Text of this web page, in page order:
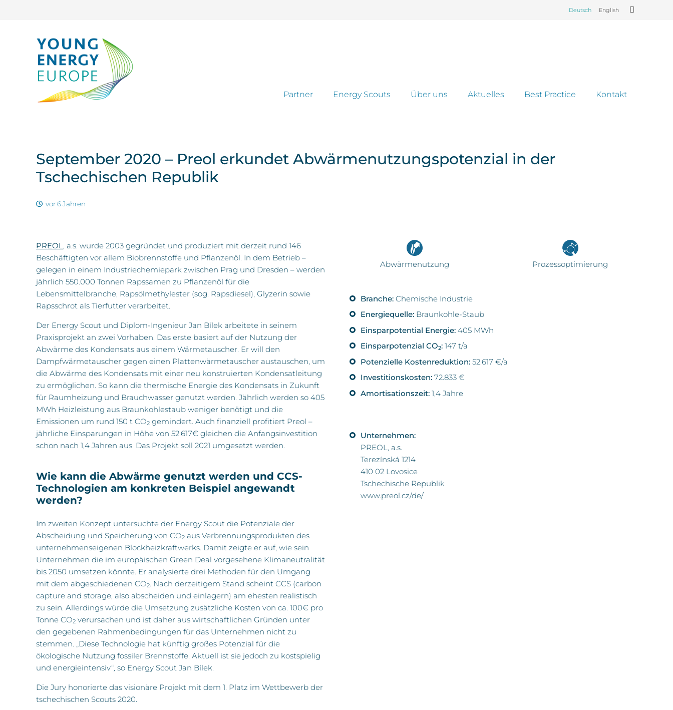
Deutsch English
Partner Energy Scouts Über uns Aktuelles Best Practice Kontakt
September 2020 – Preol erkundet Abwärmenutzungspotenzial in der
Tschechischen Republik
vor 6 Jahren
PREOL , a.s. wurde 2003 gegründet und produziert mit derzeit rund 146
Beschäftigten vor allem Biobrennstoffe und Pflanzenöl. In dem Betrieb –
gelegen in einem Industriechemiepark zwischen Prag und Dresden – werden
jährlich 550.000 Tonnen Rapssamen zu Pflanzenöl für die
Lebensmittelbranche, Rapsölmethylester (sog. Rapsdiesel), Glyzerin sowie
Rapsschrot als Tierfutter verarbeitet.
Der Energy Scout und Diplom-Ingenieur Jan Bílek arbeitete in seinem
Praxisprojekt an zwei Vorhaben. Das erste basiert auf der Nutzung der
Abwärme des Kondensats aus einem Wärmetauscher. Er will den
Dampfwärmetauscher gegen einen Plattenwärmetauscher austauschen, um
die Abwärme des Kondensats mit einer neu konstruierten Kondensatleitung
zu ermöglichen. So kann die thermische Energie des Kondensats in Zukunft
für Raumheizung und Brauchwasser genutzt werden. Jährlich werden so 405
MWh Heizleistung aus Braunkohlestaub weniger benötigt und die
Emissionen um rund 150 t CO2 gemindert. Auch finanziell profitiert Preol –
jährliche Einsparungen in Höhe von 52.617€ gleichen die Anfangsinvestition
schon nach 1,4 Jahren aus. Das Projekt soll 2021 umgesetzt werden.
Wie kann die Abwärme genutzt werden und CCS-
Technologien am konkreten Beispiel angewandt
werden?
Im zweiten Konzept untersuchte der Energy Scout die Potenziale der
Abscheidung und Speicherung von CO2 aus Verbrennungsprodukten des
unternehmenseigenen Blockheizkraftwerks. Damit zeigte er auf, wie sein
Unternehmen die im europäischen Green Deal vorgesehene Klimaneutralität
bis 2050 umsetzen könnte. Er analysierte drei Methoden für den Umgang
mit dem abgeschiedenen CO2. Nach derzeitigem Stand scheint CCS (carbon
capture and storage, also abscheiden und einlagern) am ehesten realistisch
zu sein. Allerdings würde die Umsetzung zusätzliche Kosten von ca. 100€ pro
Tonne CO2 verursachen und ist daher aus wirtschaftlichen Gründen unter
den gegebenen Rahmenbedingungen für das Unternehmen nicht zu
stemmen. „Diese Technologie hat künftig großes Potenzial für die
ökologische Nutzung fossiler Brennstoffe. Aktuell ist sie jedoch zu kostspielig
und energieintensiv“ so Energy Scout Jan Bílek.
Die Jury honorierte das visionäre Projekt mit dem 1. Platz im Wettbewerb der
tschechischen Scouts 2020.
Abwärmenutzung Prozessoptimierung
Branche: Chemische Industrie
Energiequelle: Braunkohle-Staub
Einsparpotential Energie: 405 MWh
Einsparpotenzial CO2: 147 t/a
Potenzielle Kostenreduktion: 52.617 €/a
Investitionskosten: 72.833 €
Amortisationszeit: 1,4 Jahre
Unternehmen:
PREOL, a.s.
Terezínská 1214
410 02 Lovosice
Tschechische Republik
www.preol.cz/de/